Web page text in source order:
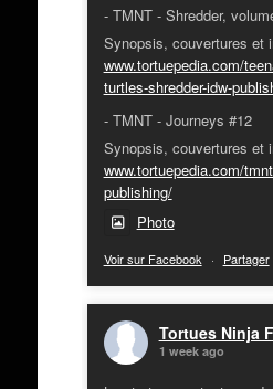
- TMNT - Shredder,
Synopsis, couvertures et
www.tortuepedia.com/
turtles-shredder-idw-
- TMNT - Journeys #12
Synopsis, couvertures et
www.tortuepedia.com/
publishing/
Photo
Voir sur Facebook · Partager
Tortues Ninja
1 week ago